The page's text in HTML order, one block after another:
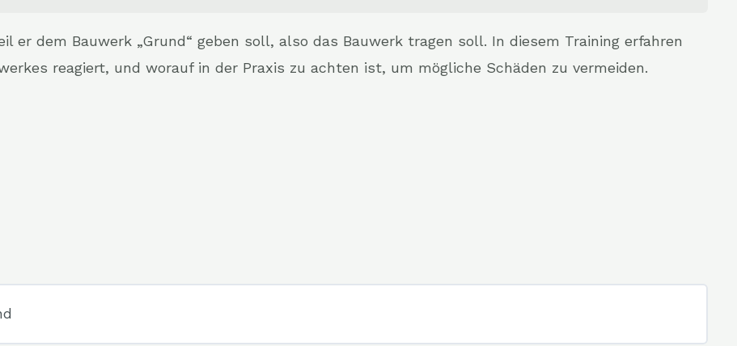
er dem Bauwerk „Grund“ geben soll, also das Bauwerk tragen soll. In diesem Training erfahren
reagiert, und worauf in der Praxis zu achten ist, um mögliche Schäden zu vermeiden.